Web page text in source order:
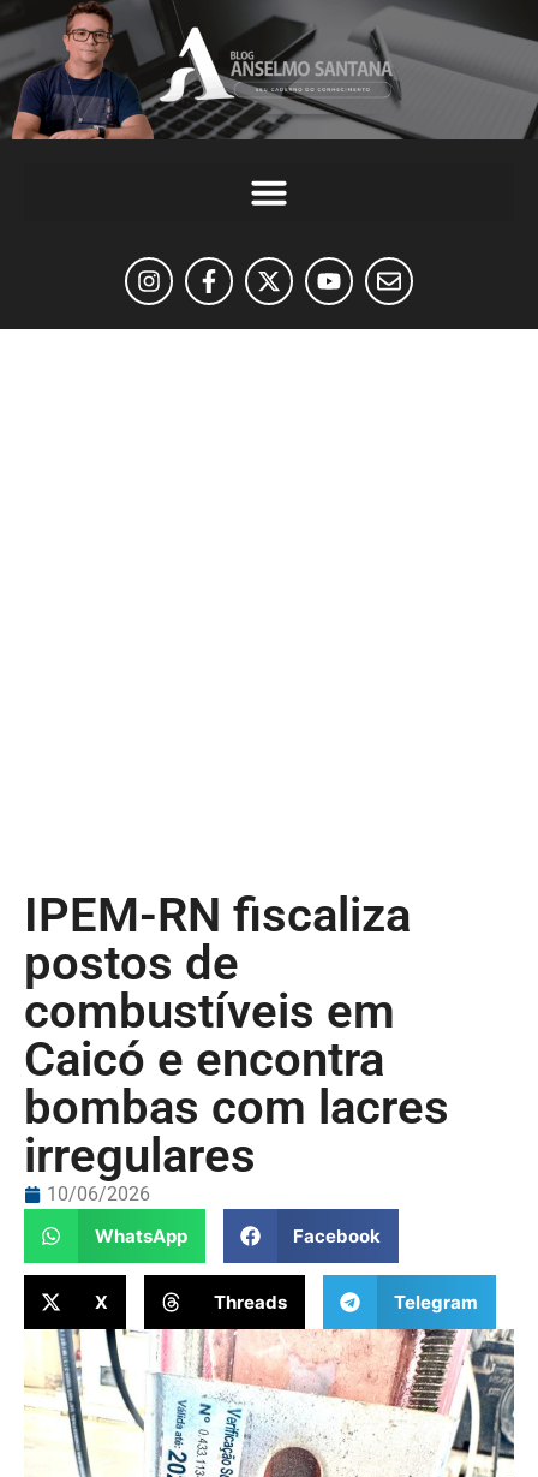
IPEM-RN fiscaliza
postos de
combustíveis em
Caicó e encontra
bombas com lacres
irregulares
10/06/2026
WhatsApp
Facebook
X Threads Telegram